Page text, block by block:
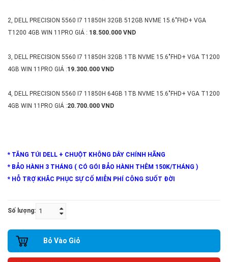
2, DELL PRECISION 5560 I7 11850H 32GB 512GB NVME 15.6"FHD+ VGA
T1200 4GB WIN 11PRO GIÁ : 18.500.000 VND
3, DELL PRECISION 5560 I7 11850H 32GB 1TB NVME 15.6"FHD+ VGA T1200
4GB WIN 11PRO GIÁ :19.300.000 VND
4, DELL PRECISION 5560 I7 11850H 64GB 1TB NVME 15.6"FHD+ VGA T1200
4GB WIN 11PRO GIÁ :20.700.000 VND
* TĂNG TÚI DELL + CHUỘT KHÔNG DÂY CHÍNH HÃNG
* BẢO HÀNH 3 THÁNG ( CÓ GÓI BẢO HÀNH THÊM 150K/THÁNG )
* HỖ TRỢ KHẮC PHỤC SỰ CỐ MIỄN PHÍ CÔNG SUỐT ĐỜI
Số lượng:
Bỏ Vào Giỏ